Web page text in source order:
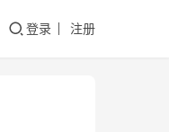
登录 注册